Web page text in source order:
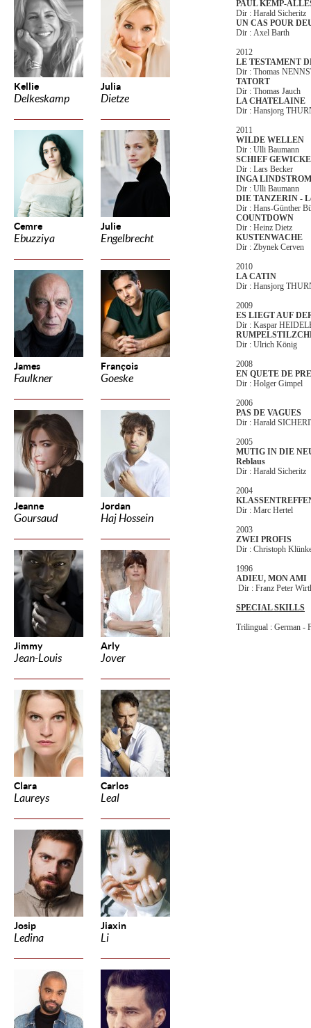
Kellie
Delkeskamp
Julia
Dietze
Cemre
Ebuzziya
Julie
Engelbrecht
James
Faulkner
François
Goeske
Jeanne
Goursaud
Jordan
Haj Hossein
Jimmy
Jean-Louis
Arly
Jover
Clara
Laureys
Carlos
Leal
Josip
Ledina
Jiaxin
Li
PAUL KEMP-
Dir : Harald Sicheritz
UN CAS POUR
Dir : Axel Barth
2012
LE TESTAMENT
Dir : Thomas
TATORT
Dir : Thomas Jauch
LA CHATELAINE
Dir : Hansjorg
2011
WILDE WELLEN
Dir : Ulli Baumann
SCHIEF
Dir : Lars Becker
INGA LINDSTROM
Dir : Ulli Baumann
DIE TANZERIN -
Dir : Hans-Günther
COUNTDOWN
Dir : Heinz Dietz
KUSTENWACHE
Dir : Zbynek Cerven
2010
LA CATIN
Dir : Hansjorg
2009
ES LIEGT AUF
Dir : Kaspar
Dir : Ulrich König
2008
EN QUETE DE
Dir : Holger Gimpel
2006
PAS DE VAGUES
Dir : Harald
2005
MUTIG IN DIE
Reblaus
Dir : Harald Sicheritz
2004
Dir : Marc Hertel
2003
ZWEI PROFIS
Dir : Christoph
1996
ADIEU, MON AMI
Dir : Franz Peter
SPECIAL SKILLS
Trilingual : German -